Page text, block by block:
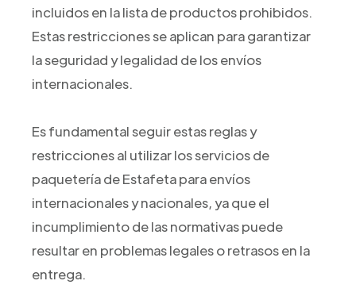
incluidos en la lista de productos prohibidos.
Estas restricciones se aplican para garantizar
la seguridad y legalidad de los envíos
internacionales.
Es fundamental seguir estas reglas y
restricciones al utilizar los servicios de
paquetería de Estafeta para envíos
internacionales y nacionales, ya que el
incumplimiento de las normativas puede
resultar en problemas legales o retrasos en la
entrega.